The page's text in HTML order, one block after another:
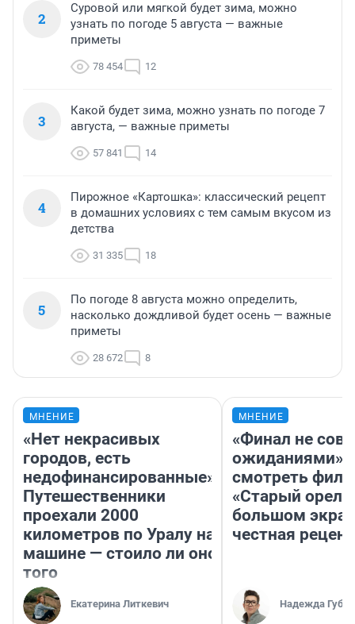
2
Суровой или мягкой будет зима, можно
узнать по погоде 5 августа — важные
приметы
78 454 12
3
Какой будет зима, можно узнать по погоде 7
августа, — важные приметы
57 841 14
4
Пирожное «Картошка»: классический рецепт
в домашних условиях с тем самым вкусом из
детства
31 335 18
5
По погоде 8 августа можно определить,
насколько дождливой будет осень — важные
приметы
28 672 8
МНЕНИЕ
«Нет некрасивых
городов, есть
недофинансированные».
Путешественники
проехали 2000
километров по Уралу на
машине — стоило ли оно
того
Екатерина Литкевич
МНЕНИЕ
«Финал не
ожиданиями»:
смотреть
«Старый орел»
большом
честная
Надежда